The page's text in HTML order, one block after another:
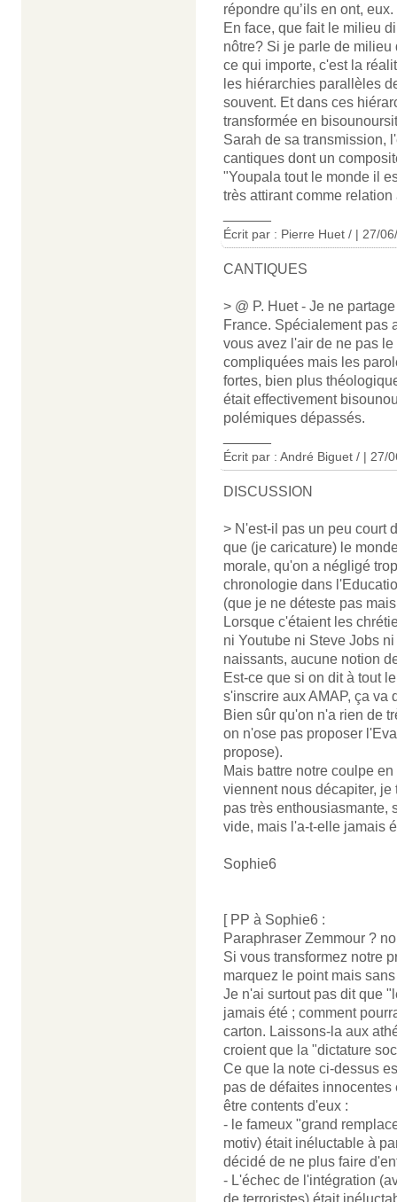
répondre qu’ils en ont, eux.
En face, que fait le milieu
nôtre? Si je parle de
ce qui importe, c'est la
les hiérarchies parallèles
souvent. Et dans ces
transformée en
Sarah de sa transmission,
cantiques dont un
"Youpala tout le monde il
très attirant comme
Écrit par : Pierre Huet / | 27/
CANTIQUES
> @ P. Huet - Je ne
France. Spécialement pas
vous avez l'air de ne pas
compliquées mais les
fortes, bien plus
était effectivement
polémiques dépassés.
Écrit par : André Biguet / | 27/
DISCUSSION
> N'est-il pas un peu court
que (je caricature) le
morale, qu'on a négligé
chronologie dans
(que je ne déteste pas
Lorsque c'étaient les
ni Youtube ni Steve Jobs
naissants, aucune notion
Est-ce que si on dit à tout
s'inscrire aux AMAP, ça va
Bien sûr qu'on n'a rien de
on n'ose pas proposer
propose).
Mais battre notre coulpe
viennent nous décapiter,
pas très enthousiasmante,
vide, mais l'a-t-elle jamais
Sophie6
[ PP à Sophie6 :
Paraphraser Zemmour ?
Si vous transformez notre
marquez le point mais
Je n'ai surtout pas dit que
jamais été ; comment
carton. Laissons-la aux
croient que la "dictature
Ce que la note ci-dessus
pas de défaites
être contents d'eux :
- le fameux "grand
motiv) était inéluctable à
décidé de ne plus faire
- L'échec de l'intégration
de terroristes) était